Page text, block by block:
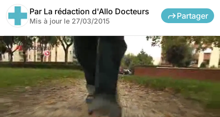
Par La rédaction d'Allo Docteurs
Mis à jour le 27/03/2015
Partager